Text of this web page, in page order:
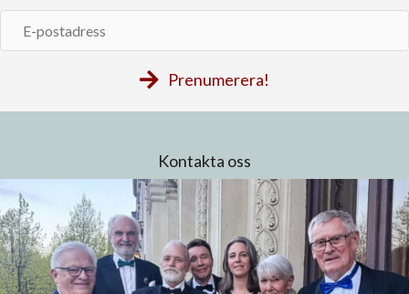
postadress
Prenumerera!
Kontakta oss